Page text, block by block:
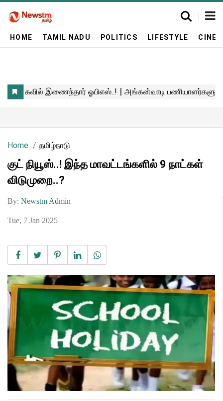
HOME TAMIL NADU POLITICS LIFESTYLE
Home தமிழ்நாடு
குட் நியூஸ்..! இந்த மாவட்டங்களில் 9 நாட்கள்
விடுமுறை..?
By: Newstm Admin
Tue, 7 Jan 2025